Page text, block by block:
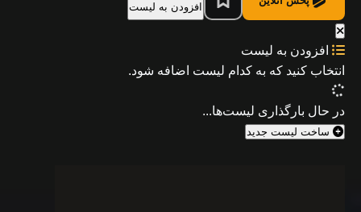
افزودن به لیست
افزودن به لیست
انتخاب کنید که به کدام لیست اضافه شود.
در حال بارگذاری لیست‌ها...